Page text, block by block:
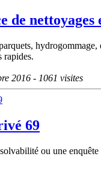
de nettoyages
rapides.
2016 - 1061 visites
69
ou une